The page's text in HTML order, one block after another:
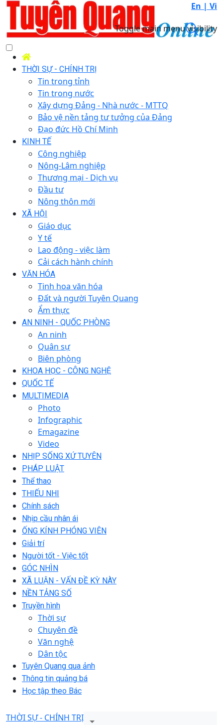
En | Vi
Toggle main menu visibility
THỜI SỰ - CHÍNH TRỊ
Tin trong tỉnh
Tin trong nước
Xây dựng Đảng - Nhà nước - MTTQ
Bảo vệ nền tảng tư tưởng của Đảng
Đạo đức Hồ Chí Minh
KINH TẾ
Công nghiệp
Nông-Lâm nghiệp
Thương mại - Dịch vụ
Đầu tư
Nông thôn mới
XÃ HỘI
Giáo dục
Y tế
Lao động - việc làm
Cải cách hành chính
VĂN HÓA
Tinh hoa văn hóa
Đất và người Tuyên Quang
Ẩm thực
AN NINH - QUỐC PHÒNG
An ninh
Quân sự
Biên phòng
KHOA HỌC - CÔNG NGHỆ
QUỐC TẾ
MULTIMEDIA
Photo
Infographic
Emagazine
Video
NHỊP SỐNG XỨ TUYÊN
PHÁP LUẬT
Thể thao
THIẾU NHI
Chính sách
Nhịp cầu nhân ái
ỐNG KÍNH PHÓNG VIÊN
Giải trí
Người tốt - Việc tốt
GÓC NHÌN
XÃ LUẬN - VẤN ĐỀ KỲ NÀY
NỀN TẢNG SỐ
Truyền hình
Thời sự
Chuyên đề
Văn nghệ
Dân tộc
Tuyên Quang qua ảnh
Thông tin quảng bá
Học tập theo Bác
THỜI SỰ - CHÍNH TRỊ